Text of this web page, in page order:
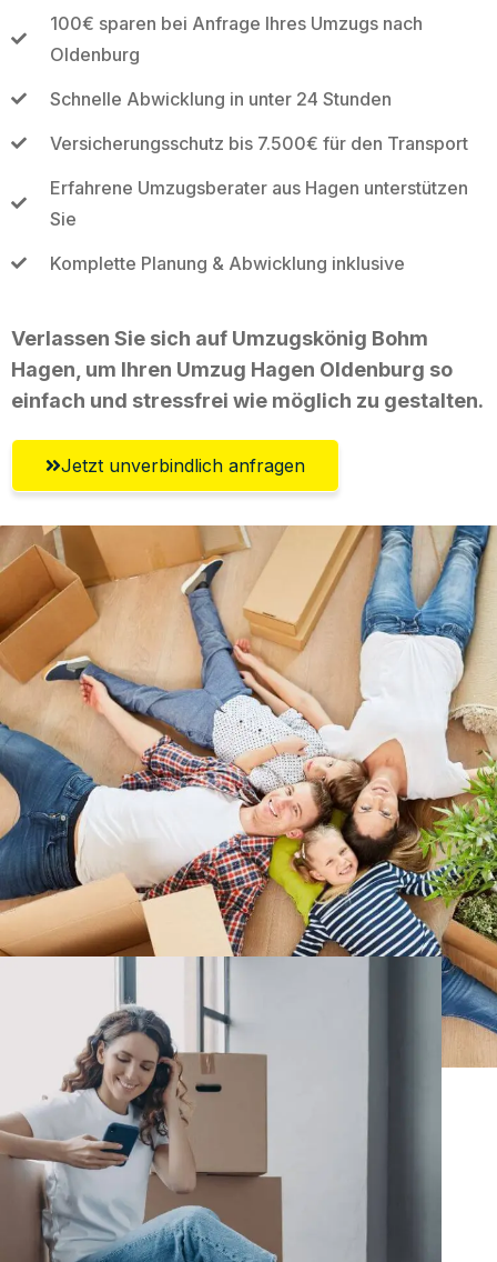
100€ sparen bei Anfrage Ihres Umzugs nach
Oldenburg
Schnelle Abwicklung in unter 24 Stunden
Versicherungsschutz bis 7.500€ für den Transport
Erfahrene Umzugsberater aus Hagen unterstützen
Sie
Komplette Planung & Abwicklung inklusive
Verlassen Sie sich auf Umzugskönig Bohm
Hagen, um Ihren Umzug Hagen Oldenburg so
einfach und stressfrei wie möglich zu gestalten.
Jetzt unverbindlich anfragen